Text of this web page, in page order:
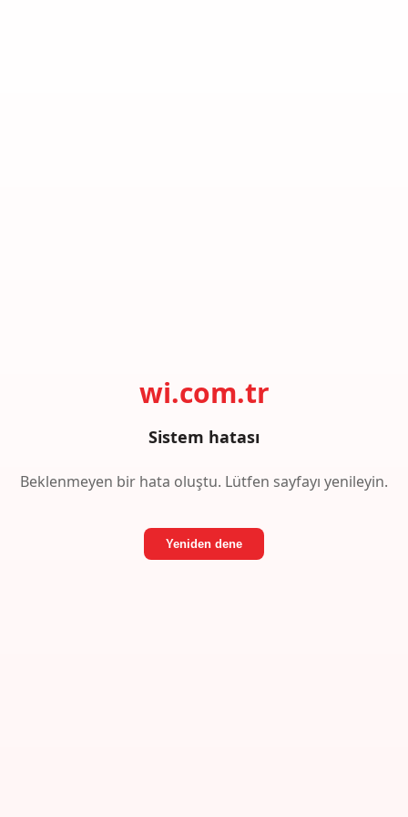
wi.com.tr
Sistem hatası
Beklenmeyen bir hata oluştu. Lütfen sayfayı yenileyin.
Yeniden dene